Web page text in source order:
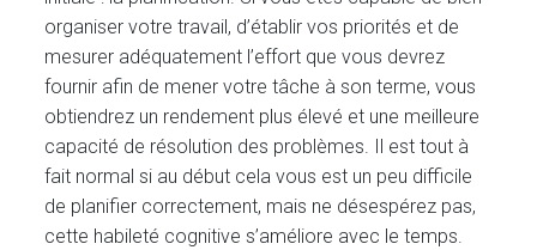
organiser votre travail, d’établir vos priorités et de
mesurer adéquatement l’effort que vous devrez
fournir afin de mener votre tâche à son terme, vous
obtiendrez un rendement plus élevé et une meilleure
capacité de résolution des problèmes. Il est tout à
fait normal si au début cela vous est un peu difficile
de planifier correctement, mais ne désespérez pas,
cette habileté cognitive s’améliore avec le temps.